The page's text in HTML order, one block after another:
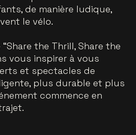
de manière ludique,
le vélo.
the Thrill, Share the
vous inspirer à vous
et spectacles de
plus durable et plus
commence en